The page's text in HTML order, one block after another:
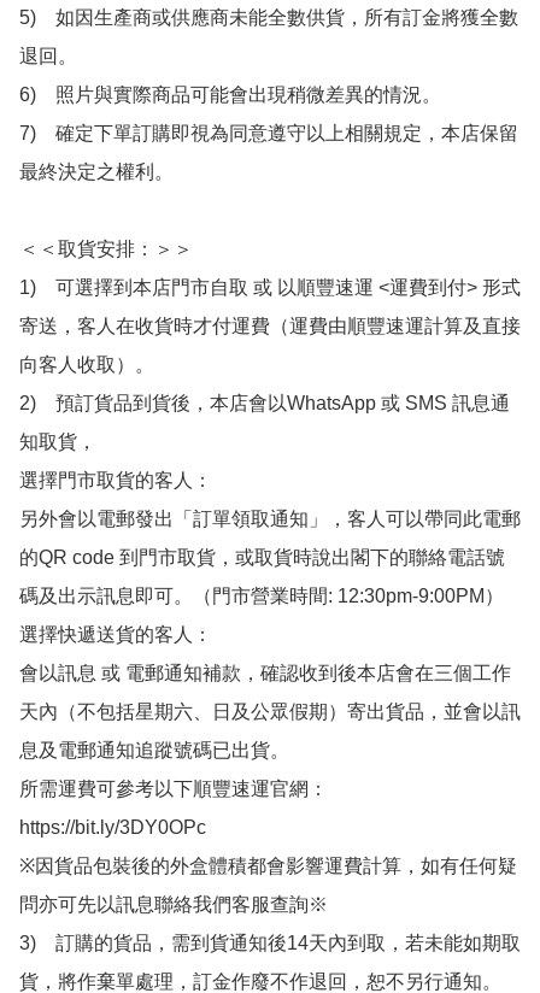
5)　如因生產商或供應商未能全數供貨，所有訂金將獲全數
退回。
6)　照片與實際商品可能會出現稍微差異的情況。
7)　確定下單訂購即視為同意遵守以上相關規定，本店保留
最終決定之權利。
＜＜取貨安排：＞＞
1)　可選擇到本店門市自取 或 以順豐速運 <運費到付> 形式
寄送，客人在收貨時才付運費（運費由順豐速運計算及直接
向客人收取）。
2)　預訂貨品到貨後，本店會以WhatsApp 或 SMS 訊息通
知取貨，
選擇門市取貨的客人：
另外會以電郵發出「訂單領取通知」，客人可以帶同此電郵
的QR code 到門市取貨，或取貨時說出閣下的聯絡電話號
碼及出示訊息即可。（門市營業時間: 12:30pm-9:00PM）
選擇快遞送貨的客人：
會以訊息 或 電郵通知補款，確認收到後本店會在三個工作
天內（不包括星期六、日及公眾假期）寄出貨品，並會以訊
息及電郵通知追蹤號碼已出貨。
所需運費可參考以下順豐速運官網：
https://bit.ly/3DY0OPc
※因貨品包裝後的外盒體積都會影響運費計算，如有任何疑
問亦可先以訊息聯絡我們客服查詢※
3)　訂購的貨品，需到貨通知後14天內到取，若未能如期取
貨，將作棄單處理，訂金作廢不作退回，恕不另行通知。